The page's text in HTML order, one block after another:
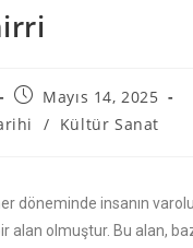
Mayıs 14, 2025
/ Kültür Sanat
döneminde insanın
alan olmuştur. Bu alan,